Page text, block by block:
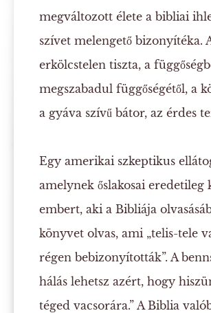
megváltozott élete a bibliai
szívet melengető bizonyítéka.
erkölcstelen tiszta, a
megszabadul függőségétől, a
a gyáva szívű bátor, az érdes
Egy amerikai szkeptikus
amelynek őslakosai
embert, aki a Bibliája
könyvet olvas, ami „telis-tele
régen bebizonyították”. A
hálás lehetsz azért, hogy
téged vacsorára.” A Biblia